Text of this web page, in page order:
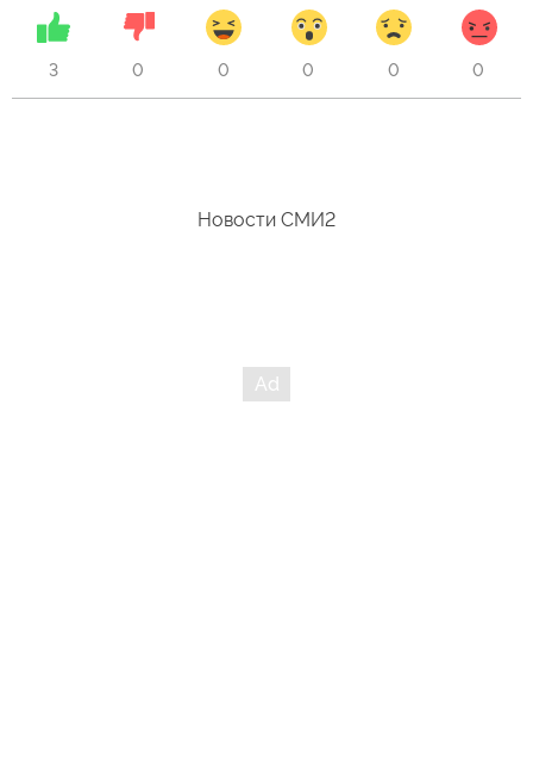
3 0 0 0 0 0
Новости СМИ2